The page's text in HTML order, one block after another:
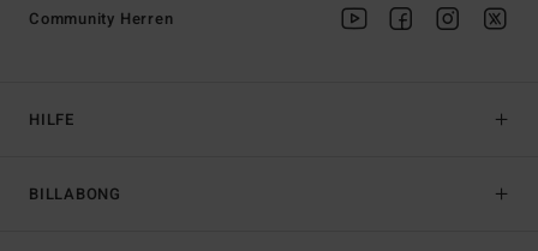
HILFE
BILLABONG
Community Herren